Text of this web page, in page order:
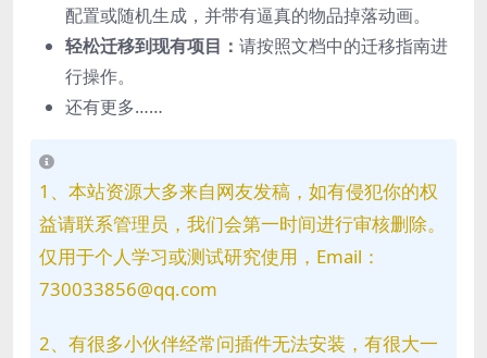
配置或随机生成，并带有逼真的物品掉落动画。
轻松迁移到现有项目： 请按照文档中的迁移指南进
行操作。
还有更多……
1、本站资源大多来自网友发稿，如有侵犯你的权
益请联系管理员，我们会第一时间进行审核删除。
仅用于个人学习或测试研究使用，Email：
730033856@qq.com
2、有很多小伙伴经常问插件无法安装，有很大一